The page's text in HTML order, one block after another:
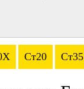
Ст20 Ст35